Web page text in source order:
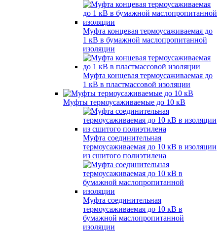
Муфта концевая термоусаживаемая до
1 кВ в бумажной маслопропитанной
изоляции
Муфта концевая термоусаживаемая до
1 кВ в пластмассовой изоляции
Муфты термоусаживаемые до 10 кВ
Муфта соединительная
термоусаживаемая до 10 кВ в изоляции
из сшитого полиэтилена
Муфта соединительная
термоусаживаемая до 10 кВ в
бумажной маслопропитанной
изоляции